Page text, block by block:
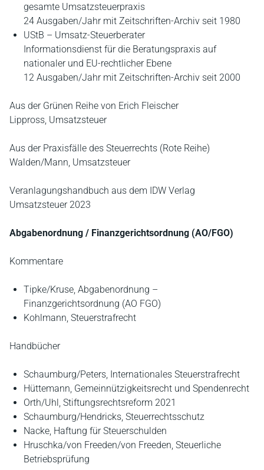
gesamte Umsatzsteuerpraxis
24 Ausgaben/Jahr mit Zeitschriften-Archiv seit 1980
UStB – Umsatz-Steuerberater
Informationsdienst für die Beratungspraxis auf
nationaler und EU-rechtlicher Ebene
12 Ausgaben/Jahr mit Zeitschriften-Archiv seit 2000
Aus der Grünen Reihe von Erich Fleischer
Lippross, Umsatzsteuer
Aus der Praxisfälle des Steuerrechts (Rote Reihe)
Walden/Mann, Umsatzsteuer
Veranlagungshandbuch aus dem IDW Verlag
Umsatzsteuer 2023
Abgabenordnung / Finanzgerichtsordnung (AO/FGO)
Kommentare
Tipke/Kruse, Abgabenordnung –
Finanzgerichtsordnung (AO FGO)
Kohlmann, Steuerstrafrecht
Handbücher
Schaumburg/Peters, Internationales Steuerstrafrecht
Hüttemann, Gemeinnützigkeitsrecht und Spendenrecht
Orth/Uhl, Stiftungsrechtsreform 2021
Schaumburg/Hendricks, Steuerrechtsschutz
Nacke, Haftung für Steuerschulden
Hruschka/von Freeden/von Freeden, Steuerliche
Betriebsprüfung